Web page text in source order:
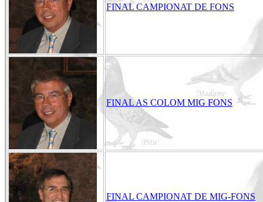
FINAL CAMPIONAT DE FONS
FINAL AS COLOM MIG FONS
FINAL CAMPIONAT DE MIG-FONS